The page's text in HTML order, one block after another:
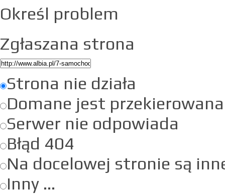
Określ problem
Zgłaszana strona
Strona nie działa
Domane jest przekierowana
Serwer nie odpowiada
Błąd 404
Na docelowej stronie są
Inny ...